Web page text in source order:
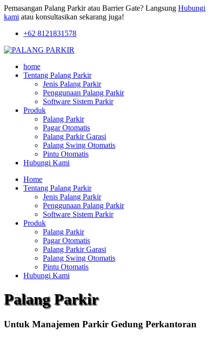
Pemasangan Palang Parkir atau Barrier Gate? Langsung Hubungi
kami atau konsultasikan sekarang juga!
+62 8121831578
home
Tentang Palang Parkir
Jenis Palang Parkir
Penggunaan Palang Parkir
Software Sistem Parkir
Produk
Palang Parkir
Pagar Otomatis
Palang Parkir Garasi
Palang Swing Otomatis
Pintu Otomatis
Hubungi Kami
Home
Tentang Palang Parkir
Jenis Palang Parkir
Penggunaan Palang Parkir
Software Sistem Parkir
Produk
Palang Parkir
Pagar Otomatis
Palang Parkir Garasi
Palang Swing Otomatis
Pintu Otomatis
Hubungi Kami
Palang Parkir
Untuk Manajemen Parkir Gedung Perkantoran